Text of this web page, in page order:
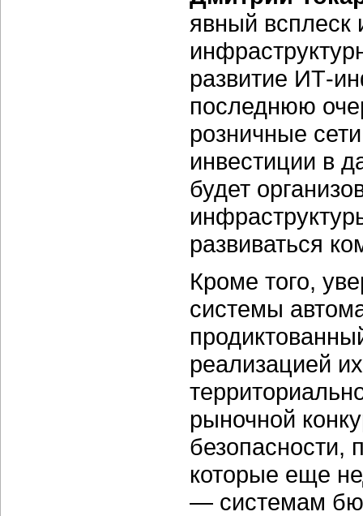
явный всплеск
развитие ИТ-
последнюю
розничные
инвестиции в
будет
развиваться
Кроме того,
системы
реализацией
рыночной
безопасности,
которые еще
— системам